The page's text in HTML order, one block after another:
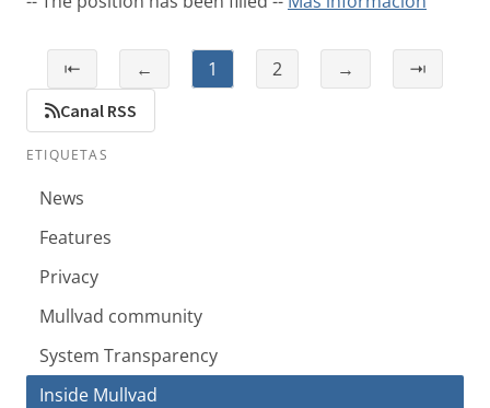
⇤ ← 1 2 → ⇥
Canal RSS
ETIQUETAS
News
Features
Privacy
Mullvad community
System Transparency
Inside Mullvad